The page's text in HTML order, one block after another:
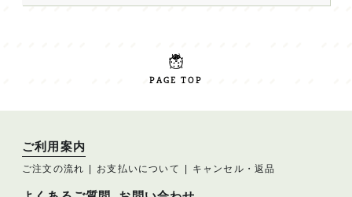
PAGE TOP
ご利用案内
ご注文の流れ お支払いについて キャンセル・返品